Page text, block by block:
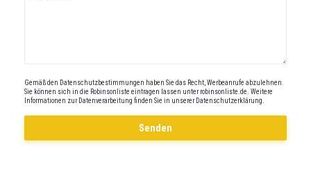
Gemäß den Datenschutzbestimmungen haben Sie das Recht, Werbeanrufe abzulehnen.
Sie können sich in die Robinsonliste eintragen lassen unterrobinsonliste.de . Weitere
Informationen zur Datenverarbeitung finden Sie in unsererDatenschutzerklärung